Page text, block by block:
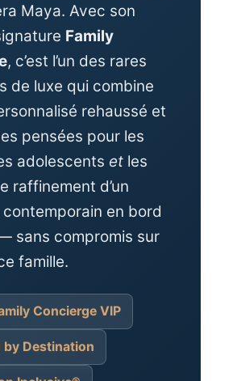
Maya. Avec son
Family
, c’est l’un des rares
de luxe qui combine
rehaussé et
pensées pour les
adolescents etles
raffinement d’un
en bord
sans compromis sur
famille.
Concierge VIP
by Destination